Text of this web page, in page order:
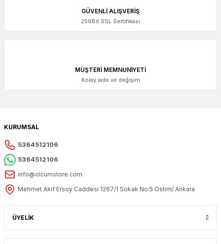
GÜVENLİ ALIŞVERİŞ
256Bit SSL Sertifikası
MÜŞTERİ MEMNUNİYETİ
Kolay iade ve değişim
KURUMSAL
5364512106
5364512106
info@olcumstore.com
Mehmet Akif Ersoy Caddesi 1267/1 Sokak No:5 Ostim/ Ankara
ÜYELİK